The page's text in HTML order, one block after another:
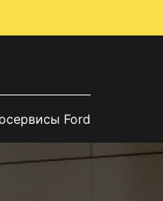
Ford